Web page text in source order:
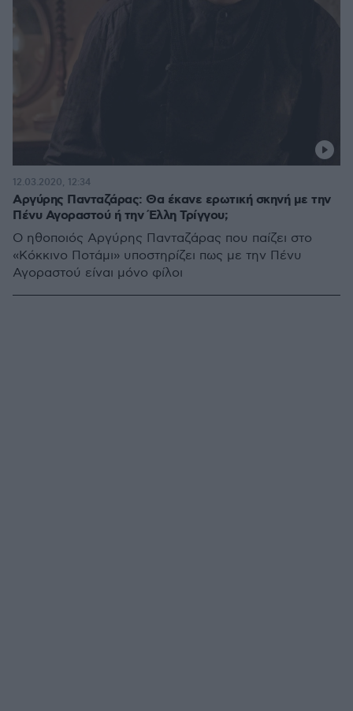
Αργύρης Πανταζάρας: Θα έκανε ερωτική σκηνή με την
Πένυ Αγοραστού ή την Έλλη Τρίγγου;
Ο ηθοποιός Αργύρης Πανταζάρας που παίζει στο
«Κόκκινο Ποτάμι» υποστηρίζει πως με την Πένυ
Αγοραστού είναι μόνο φίλοι
12.03.2020, 12:34